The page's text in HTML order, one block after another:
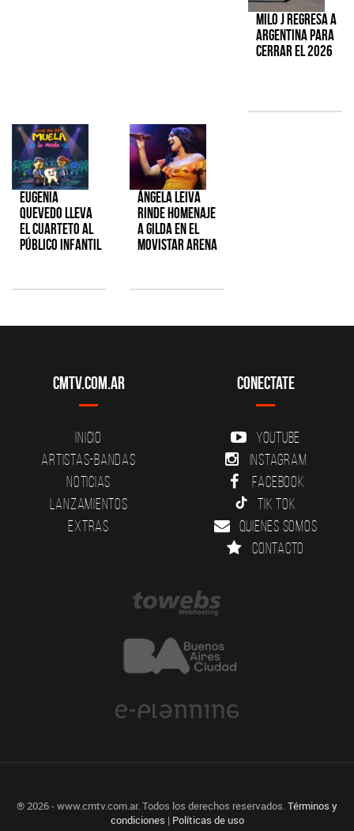
Milo J regresa a
Argentina para
cerrar el 2026
Eugenia
Quevedo lleva
el cuarteto al
público infantil
Ángela Leiva
rinde homenaje
a Gilda en el
Movistar Arena
CMTV.com.ar
Inicio
Artistas-Bandas
Noticias
Lanzamientos
Extras
Conectate
YouTube
Instagram
Facebook
Tik Tok
Quienes somos
Contacto
® 2026 - www.cmtv.com.ar. Todos los derechos reservados.Términos y
condiciones | Políticas de uso